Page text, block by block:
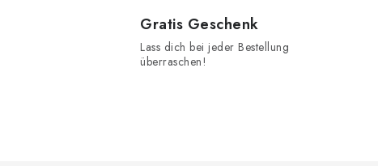
Gratis Geschenk
Lass dich bei jeder Bestellung
überraschen!